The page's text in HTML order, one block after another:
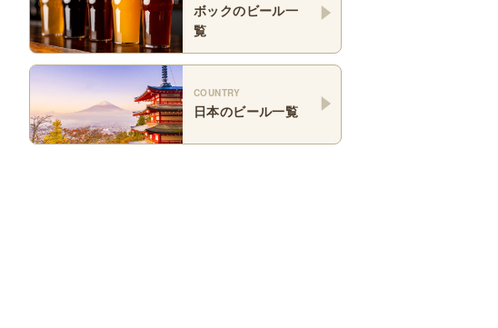
ボックのビール一
覧
COUNTRY
日本のビール一覧